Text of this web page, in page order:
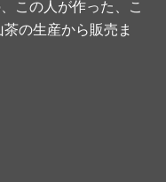
この人が作った、こ
の生産から販売ま